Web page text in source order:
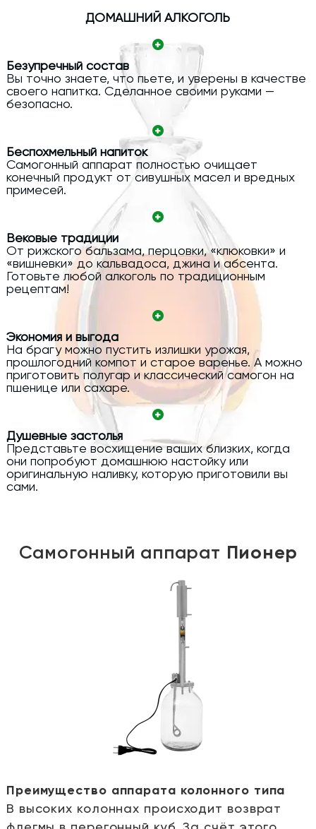
ДОМАШНИЙ АЛКОГОЛЬ
Безупречный состав
Вы точно знаете, что пьете, и уверены в качестве
своего напитка. Сделанное своими руками —
безопасно.
Беспохмельный напиток
Самогонный аппарат полностью очищает
конечный продукт от сивушных масел и вредных
примесей.
Вековые традиции
От рижского бальзама, перцовки, «клюковки» и
«вишневки» до кальвадоса, джина и абсента.
Готовьте любой алкоголь по традиционным
рецептам!
Экономия и выгода
На брагу можно пустить излишки урожая,
прошлогодний компот и старое варенье. А можно
приготовить полугар и классический самогон на
пшенице или сахаре.
Душевные застолья
Представьте восхищение ваших близких, когда
они попробуют домашнюю настойку или
оригинальную наливку, которую приготовили вы
сами.
Самогонный аппарат Пионер
Преимущество аппарата колонного типа
В высоких колоннах происходит возврат